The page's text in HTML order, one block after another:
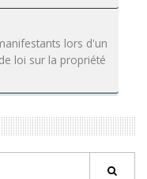
lors d'un
loi sur la propriété